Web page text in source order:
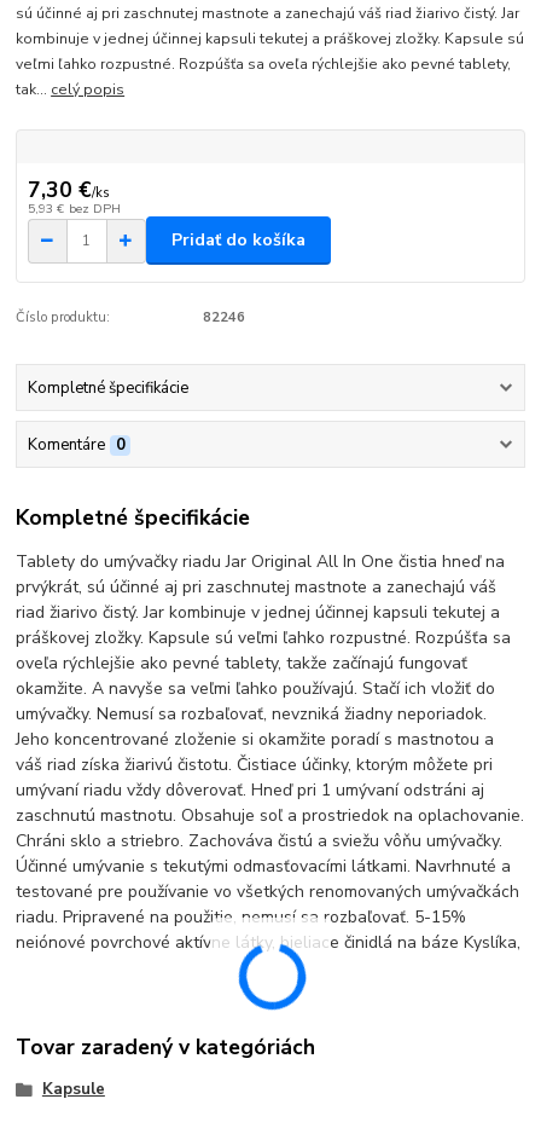
sú účinné aj pri zaschnutej mastnote a zanechajú váš riad žiarivo čistý. Jar
kombinuje v jednej účinnej kapsuli tekutej a práškovej zložky. Kapsule sú
veľmi ľahko rozpustné. Rozpúšťa sa oveľa rýchlejšie ako pevné tablety,
tak... celý popis
7,30 €/ks
5,93 € bez DPH
Pridať do košíka
Číslo produktu: 82246
Kompletné špecifikácie
Komentáre 0
Kompletné špecifikácie
Tablety do umývačky riadu Jar Original All In One čistia hneď na
prvýkrát, sú účinné aj pri zaschnutej mastnote a zanechajú váš
riad žiarivo čistý. Jar kombinuje v jednej účinnej kapsuli tekutej a
práškovej zložky. Kapsule sú veľmi ľahko rozpustné. Rozpúšťa sa
oveľa rýchlejšie ako pevné tablety, takže začínajú fungovať
okamžite. A navyše sa veľmi ľahko používajú. Stačí ich vložiť do
umývačky. Nemusí sa rozbaľovať, nevzniká žiadny neporiadok.
Jeho koncentrované zloženie si okamžite poradí s mastnotou a
váš riad získa žiarivú čistotu. Čistiace účinky, ktorým môžete pri
umývaní riadu vždy dôverovať. Hneď pri 1 umývaní odstráni aj
zaschnutú mastnotu. Obsahuje soľ a prostriedok na oplachovanie.
Chráni sklo a striebro. Zachováva čistú a sviežu vôňu umývačky.
Účinné umývanie s tekutými odmasťovacími látkami. Navrhnuté a
testované pre používanie vo všetkých renomovaných umývačkách
riadu. Pripravené na použitie, nemusí sa rozbaľovať. 5-15%
neiónové povrchové aktívne látky, bieliace činidlá na báze Kyslíka,
Tovar zaradený v kategóriách
Kapsule